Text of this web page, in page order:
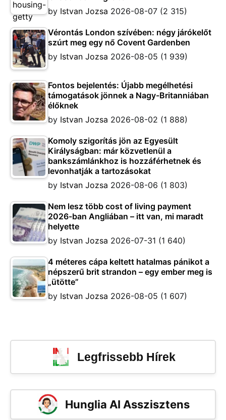
by Istvan Jozsa 2026-08-07 (2 315)
Vérontás London szívében: négy járókelőt
szúrt meg egy nő Covent Gardenben
by Istvan Jozsa 2026-08-05 (1 939)
Fontos bejelentés: Újabb megélhetési
támogatások jönnek a Nagy-Britanniában
élőknek
by Istvan Jozsa 2026-08-02 (1 888)
Komoly szigorítás jön az Egyesült
Királyságban: már közvetlenül a
bankszámlánkhoz is hozzáférhetnek és
levonhatják a tartozásokat
by Istvan Jozsa 2026-08-06 (1 803)
Nem lesz több cost of living payment
2026-ban Angliában – itt van, mi maradt
helyette
by Istvan Jozsa 2026-07-31 (1 640)
4 méteres cápa keltett hatalmas pánikot a
népszerű brit strandon – egy ember meg is
„ütötte”
by Istvan Jozsa 2026-08-05 (1 607)
Legfrissebb Hírek
Hunglia AI Asszisztens